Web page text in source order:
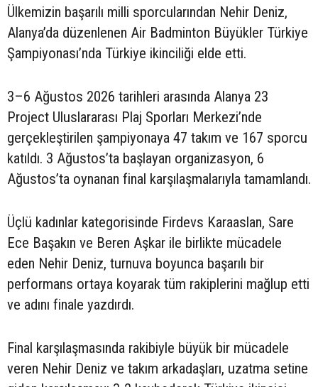
Ülkemizin başarılı milli sporcularından Nehir Deniz,
Alanya’da düzenlenen Air Badminton Büyükler Türkiye
Şampiyonası’nda Türkiye ikinciliği elde etti.
3–6 Ağustos 2026 tarihleri arasında Alanya 23
Project Uluslararası Plaj Sporları Merkezi’nde
gerçekleştirilen şampiyonaya 47 takım ve 167 sporcu
katıldı. 3 Ağustos’ta başlayan organizasyon, 6
Ağustos’ta oynanan final karşılaşmalarıyla tamamlandı.
Üçlü kadınlar kategorisinde Firdevs Karaaslan, Sare
Ece Başakın ve Beren Aşkar ile birlikte mücadele
eden Nehir Deniz, turnuva boyunca başarılı bir
performans ortaya koyarak tüm rakiplerini mağlup etti
ve adını finale yazdırdı.
Final karşılaşmasında rakibiyle büyük bir mücadele
veren Nehir Deniz ve takım arkadaşları, uzatma setine